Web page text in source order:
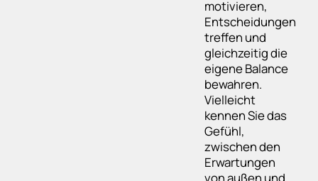
motivieren,
Entscheidungen
treffen und
gleichzeitig die
eigene Balance
bewahren.
Vielleicht
kennen Sie das
Gefühl,
zwischen den
Erwartungen